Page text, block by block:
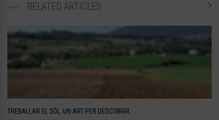
RELATED ARTICLES
TREBALLAR EL SÒL. UN ART PER DESCOBRIR.